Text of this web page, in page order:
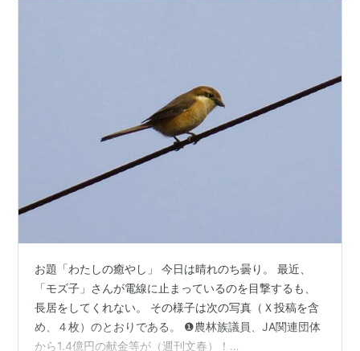
お題「わたしの癒やし」 今日は晴れのち曇り。 最近、
「モズ子」さんが電線に止まっているのを目撃するも、
長居をしてくれない。 その様子は次の写真（Ｘ投稿を含
め、４枚）のとおりである。 ❶農林族議員、JA関連団体
から1.4億円の献金等が（週刊文春）！